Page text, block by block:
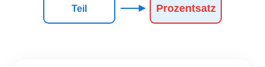
Teil Prozentsatz